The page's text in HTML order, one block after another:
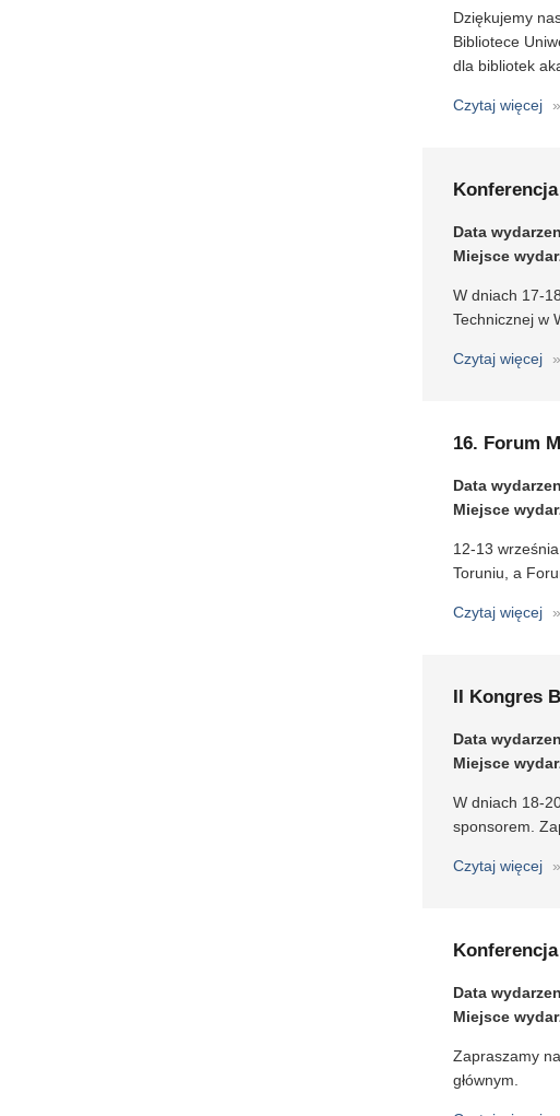
Dziękujemy
Bibliotece
dla bibliotek
Czytaj więcej
o
Data
Miejsce
W dniach 17-
Technicznej w
Czytaj więcej
o
16. Forum
Data
Miejsce
12-13
Toruniu, a
Czytaj więcej
o
II Kongres
Data
Miejsce
W dniach 18-
sponsorem.
Czytaj więcej
o
Data
Miejsce
Zapraszamy
głównym.